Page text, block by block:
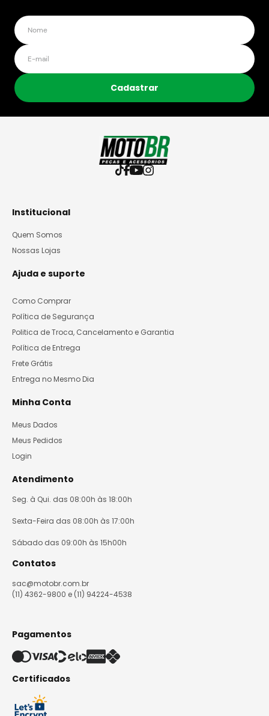
Cadastrar
Institucional
Quem Somos
Nossas Lojas
Ajuda e suporte
Como Comprar
Política de Segurança
Politica de Troca, Cancelamento e Garantia
Política de Entrega
Frete Grátis
Entrega no Mesmo Dia
Minha Conta
Meus Dados
Meus Pedidos
Login
Atendimento
Seg. à Qui. das 08:00h às 18:00h
Sexta-Feira das 08:00h às 17:00h
Sábado das 09:00h às 15h00h
Contatos
sac@motobr.com.br
(11) 4362-9800 e (11) 94224-4538
Pagamentos
Certificados